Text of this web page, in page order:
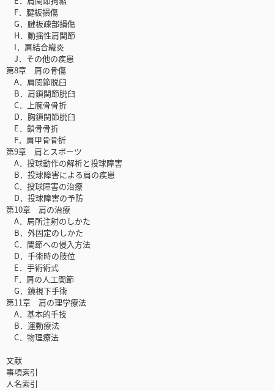
F．腱板損傷
G．腱板疎部損傷
H．動揺性肩関節
I．肩結合織炎
J．その他の疾患
第8章 肩の骨傷
A．肩関節脱臼
B．肩鎖関節脱臼
C．上腕骨骨折
D．胸鎖関節脱臼
E．鎖骨骨折
F．肩甲骨骨折
第9章 肩とスポーツ
A．投球動作の解析と投球障害
B．投球障害による肩の疾患
C．投球障害の治療
D．投球障害の予防
第10章 肩の治療
A．局所注射のしかた
B．外固定のしかた
C．関節への侵入方法
D．手術時の肢位
E．手術術式
F．肩の人工関節
G．鏡視下手術
第11章 肩の理学療法
A．基本的手技
B．運動療法
C．物理療法
文献
事項索引
人名索引